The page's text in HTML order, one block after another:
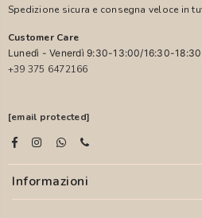
Spedizione sicura e consegna veloce in
Customer Care
Lunedì - Venerdì 9:30-13:00/16:30-18:30
+39 375 6472166
[email protected]
Informazioni